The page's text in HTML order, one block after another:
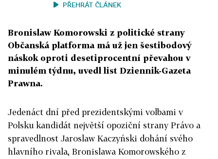
PŘEHRÁT ČLÁNEK
Bronislaw Komorowski z politické strany
Občanská platforma má už jen šestibodový
náskok oproti desetiprocentní převahou v
minulém týdnu, uvedl list Dziennik-Gazeta
Prawna.
Jedenáct dní před prezidentskými volbami v
Polsku kandidát největší opoziční strany Právo a
spravedlnost Jaroslaw Kaczyński dohání svého
hlavního rivala, Bronislawa Komorowského z